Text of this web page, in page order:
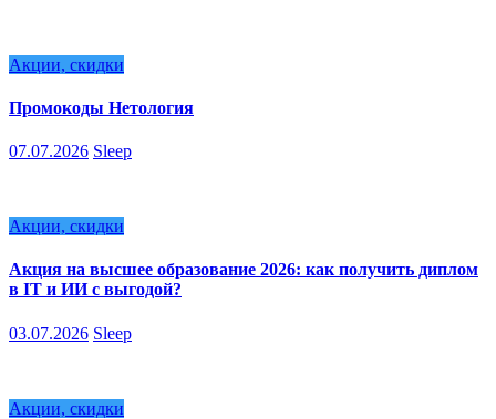
Акции, скидки
Промокоды Нетология
07.07.2026 Sleep
Акции, скидки
Акция на высшее образование 2026: как получить диплом
в IT и ИИ с выгодой?
03.07.2026 Sleep
Акции, скидки